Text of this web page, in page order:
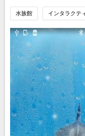
水族館 インタラクテ